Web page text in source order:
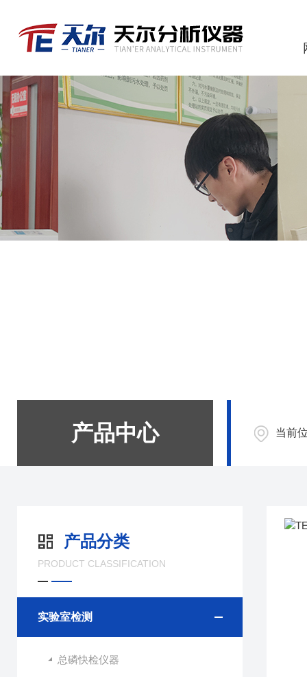
产品中心 当前
产品分类
PRODUCT CLASSIFICATION
实验室检测
总磷快检仪器